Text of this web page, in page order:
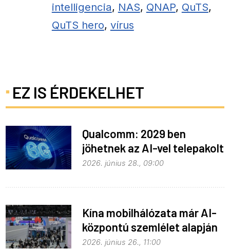
intelligencia, NAS, QNAP, QuTS,
QuTS hero, vírus
EZ IS ÉRDEKELHET
Qualcomm: 2029 ben
jöhetnek az AI-vel telepakolt
6G-s telefonok
2026. június 28., 09:00
Kína mobilhálózata már AI-
központú szemlélet alapján
fejlődik
2026. június 26., 11:00